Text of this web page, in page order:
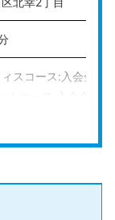
ラス:月額料金
ス:月額料金25,850
スセンター】
ラス:月額料金
リング:月額料金
ス:月額料金31,350
ジネスセンター】
ィスコース:入会金
トコース:入会金
トコース:入会金
ットコース:入会金